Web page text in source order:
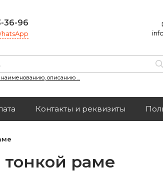
36-96
наименованию, описанию ...
Контакты и реквизиты
тонкой раме